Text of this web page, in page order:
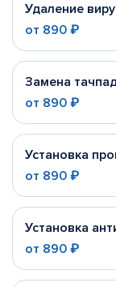
Удаление
от 890 ₽
Замена
от 890 ₽
Установка
от 890 ₽
Установка
от 890 ₽